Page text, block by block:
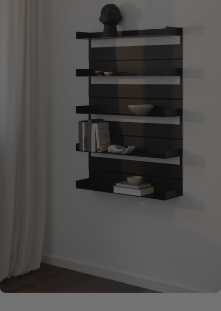
haben oder die sie im Rahmen Ihrer Nutzung der Dienste